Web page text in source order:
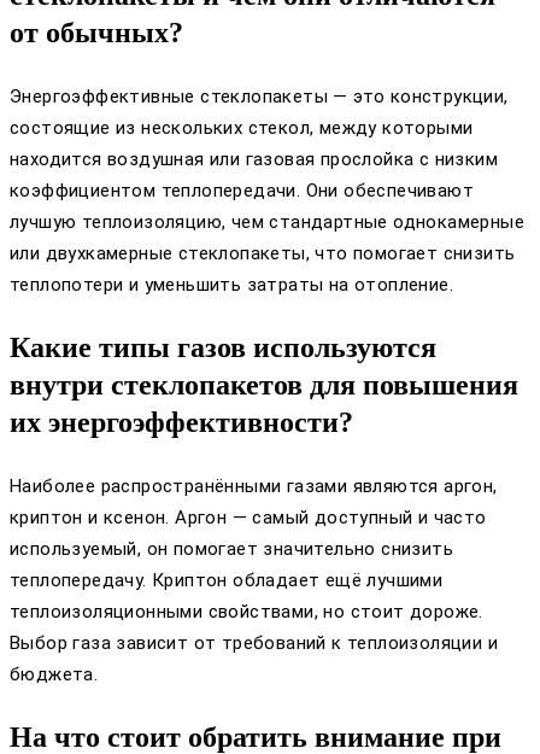
от обычных?
Энергоэффективные стеклопакеты — это конструкции,
состоящие из нескольких стекол, между которыми
находится воздушная или газовая прослойка с низким
коэффициентом теплопередачи. Они обеспечивают
лучшую теплоизоляцию, чем стандартные однокамерные
или двухкамерные стеклопакеты, что помогает снизить
теплопотери и уменьшить затраты на отопление.
Какие типы газов используются
внутри стеклопакетов для повышения
их энергоэффективности?
Наиболее распространёнными газами являются аргон,
криптон и ксенон. Аргон — самый доступный и часто
используемый, он помогает значительно снизить
теплопередачу. Криптон обладает ещё лучшими
теплоизоляционными свойствами, но стоит дороже.
Выбор газа зависит от требований к теплоизоляции и
бюджета.
На что стоит обратить внимание при